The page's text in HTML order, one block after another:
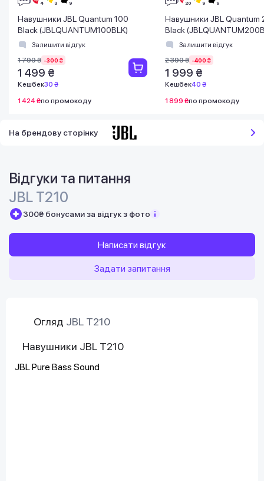
Навушники JBL Quantum 100
Black (JBLQUANTUM100BLK)
Залишити відгук
1 799 ₴ -300 ₴
1 499 ₴
Кешбек30 ₴
1 424 ₴по промокоду
Навушники JBL Quantum
Black
Залишити відгук
2 399 ₴ -400 ₴
1 999 ₴
Кешбек40 ₴
1 899 ₴по промокоду
На брендову сторінку
Відгуки та питання
JBL T210
300₴ бонусами за відгук з фото
Написати відгук
Задати запитання
Огляд JBL T210
Навушники JBL T210
JBL Pure Bass Sound